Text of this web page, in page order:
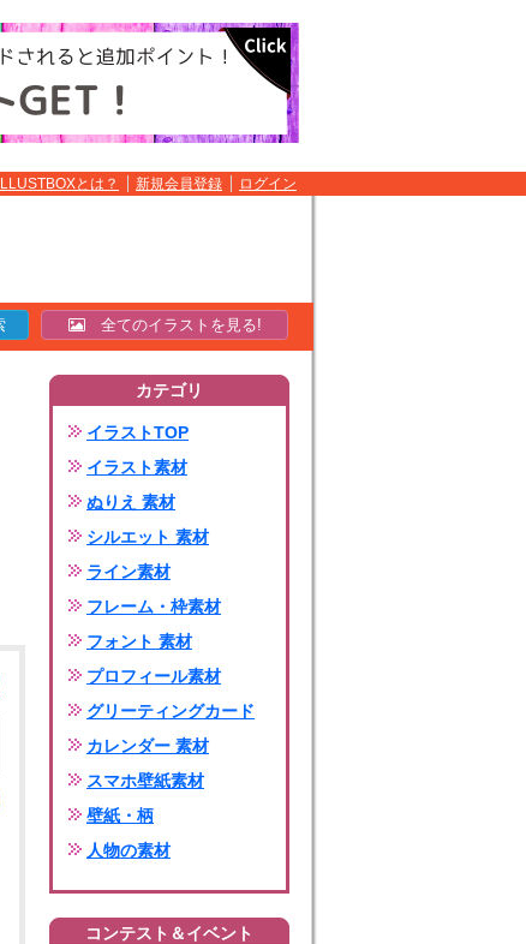
ILLUSTBOXとは？ 新規会員登録 ログイン
全てのイラストを見る!
カテゴリ
イラストTOP
イラスト素材
ぬりえ 素材
シルエット 素材
ライン素材
フレーム・枠素材
フォント 素材
プロフィール素材
グリーティングカード
カレンダー 素材
スマホ壁紙素材
壁紙・柄
人物の素材
コンテスト＆イベント